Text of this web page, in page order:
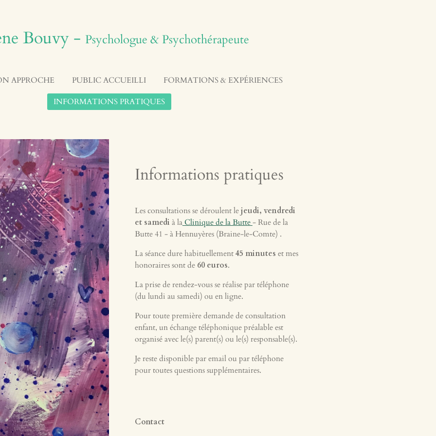
Bouvy - Psychologue & Psychothérapeute
APPROCHE PUBLIC ACCUEILLI
FORMATIONS & EXPÉRIENCES
INFORMATIONS PRATIQUES
Informations pratiques
Les consultations se déroulent lejeudi, vendredi
et samedi à laClinique de la Butte- Rue de la
Butte 41 - à Hennuyères (Braine-le-Comte) .
La séance dure habituellement45 minutes et mes
honoraires sont de60 euros.
La prise de rendez-vous se réalise par téléphone
(du lundi au samedi) ou en ligne.
Pour toute première demande de consultation
enfant, un échange téléphonique préalable est
organisé avec le(s) parent(s) ou le(s) responsable(s).
Je reste disponible par email ou par téléphone
pour toutes questions supplémentaires.
Contact